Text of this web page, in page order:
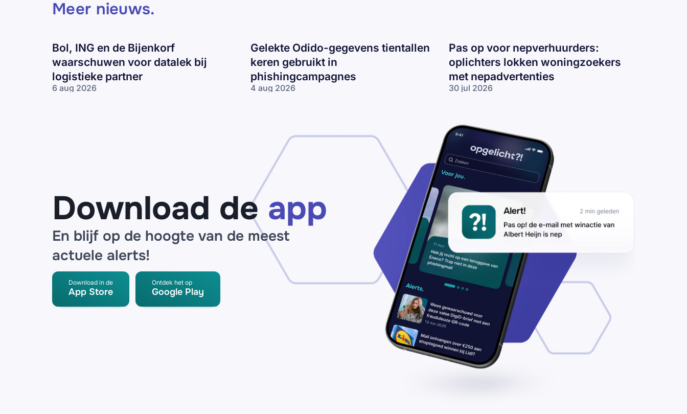
Meer nieuws.
Bol, ING en de Bijenkorf
waarschuwen voor datalek bij
logistieke partner
6 aug 2026
Gelekte Odido-gegevens tientallen
keren gebruikt in
phishingcampagnes
4 aug 2026
Pas op voor nepverhuurders:
oplichters lokken woningzoekers
met nepadvertenties
30 jul 2026
lokken
woningzoekers
nepadvertenties
Download de app
En blijf op de hoogte van de meest
actuele alerts!
Download in de
App Store
Ontdek het op
Google Play